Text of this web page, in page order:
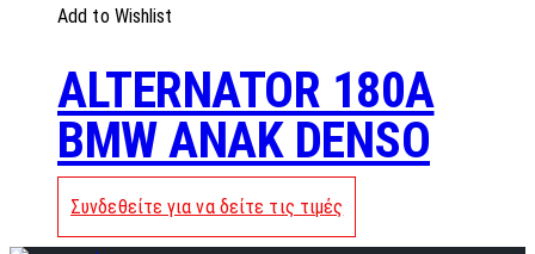
Add to Wishlist
ALTERNATOR 180A
BMW ANAK DENSO
Συνδεθείτε για να δείτε τις τιμές